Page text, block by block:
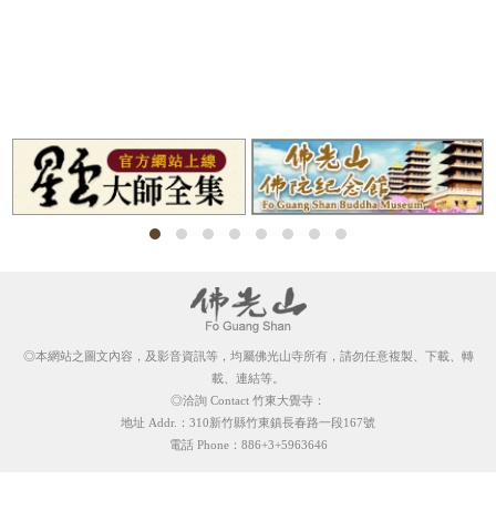
◎本網站之圖文內容，及影音資訊等，均屬佛光山寺所有，請勿任意複製、下載、轉
載、連結等。
◎洽詢 Contact 竹東大覺寺：
地址 Addr.：310新竹縣竹東鎮長春路一段167號
電話 Phone：886+3+5963646